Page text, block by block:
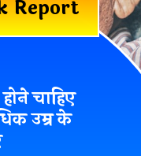
Report
चाहिए
उम्र के